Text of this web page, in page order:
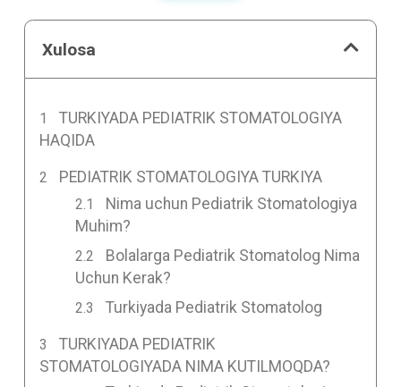
Xulosa
TURKIYADA PEDIATRIK STOMATOLOGIYA
HAQIDA
PEDIATRIK STOMATOLOGIYA TURKIYA
Nima uchun Pediatrik Stomatologiya
Muhim?
Bolalarga Pediatrik Stomatolog Nima
Uchun Kerak?
Turkiyada Pediatrik Stomatolog
TURKIYADA PEDIATRIK
STOMATOLOGIYADA NIMA KUTILMOQDA?